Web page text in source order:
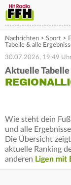
Nachrichten > Sport >
Tabelle & alle
30.07.2026, 19:49
Aktuelle Tabelle
Wie steht dein
und alle
Die Übersicht
aktuelle Ranking
anderen Ligen mit